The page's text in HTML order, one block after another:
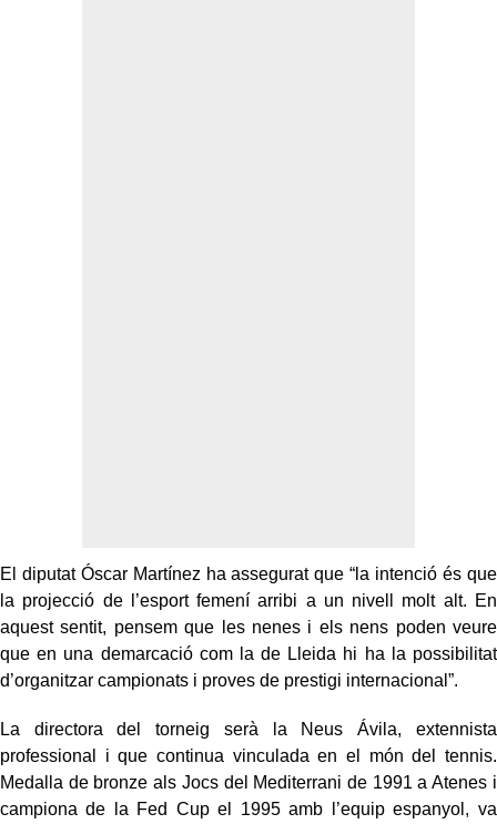
El diputat Óscar Martínez ha assegurat que “la intenció és que
la projecció de l’esport femení arribi a un nivell molt alt. En
aquest sentit, pensem que les nenes i els nens poden veure
que en una demarcació com la de Lleida hi ha la possibilitat
d’organitzar campionats i proves de prestigi internacional”.
La directora del torneig serà la Neus Ávila, extennista
professional i que continua vinculada en el món del tennis.
Medalla de bronze als Jocs del Mediterrani de 1991 a Atenes i
campiona de la Fed Cup el 1995 amb l’equip espanyol, va